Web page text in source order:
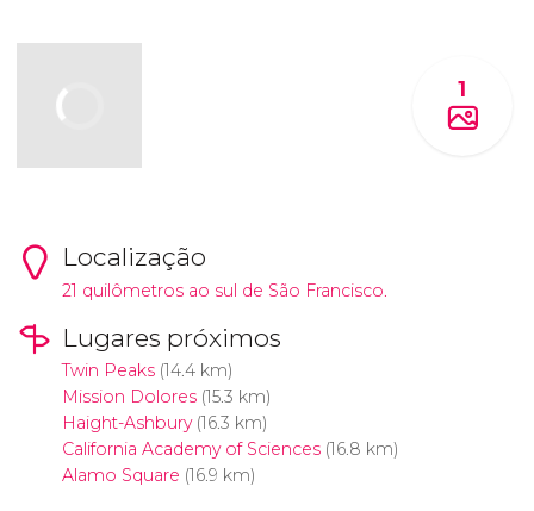
1
Localização
21 quilômetros ao sul de São Francisco.
Lugares próximos
Twin Peaks(14.4 km)
Mission Dolores(15.3 km)
Haight-Ashbury(16.3 km)
California Academy of Sciences(16.8 km)
Alamo Square (16.9 km)